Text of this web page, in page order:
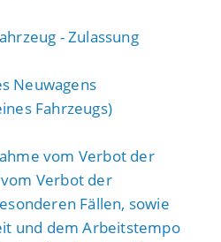
- Zulassung
Neuwagens
Fahrzeugs)
vom Verbot der
Verbot der
Fällen, sowie
und dem Arbeitstempo